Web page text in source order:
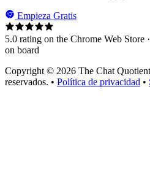
Empieza Gratis
5.0 rating on the Chrome Web Store
on board
Copyright © 2026 The Chat
reservados. • Política de privacidad •